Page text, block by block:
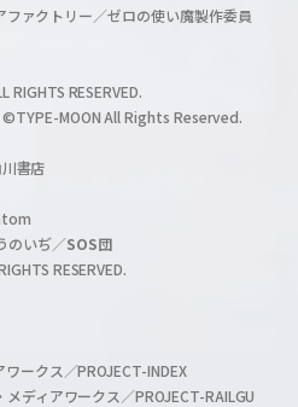
a
l
ァクトリー／ゼロの使い魔製作委員
RESERVED.
©TYPE-MOON All Rights Reserved.
書店
のいぢ／SOS団
RESERVED.
ークス／PROJECT-INDEX
ディアワークス／PROJECT-RAILGU